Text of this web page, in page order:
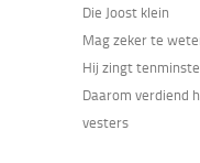
Die Joost klein
Mag zeker te
Hij zingt
Daarom verdiend
vesters